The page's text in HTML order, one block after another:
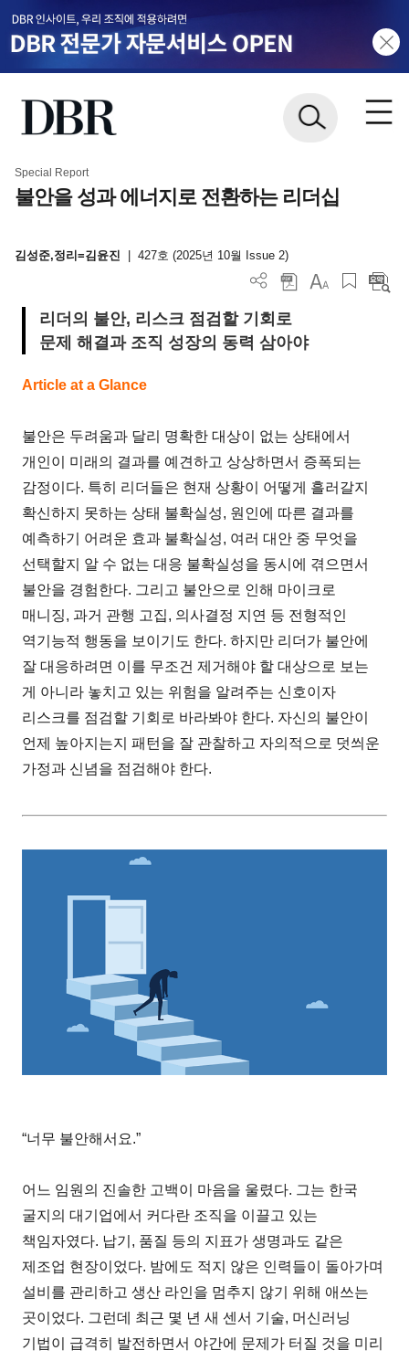
Special Report
불안을 성과 에너지로 전환하는 리더십
김성준,정리=김윤진 427호 (2025년 10월 Issue 2)
리더의 불안, 리스크 점검할 기회로
문제 해결과 조직 성장의 동력 삼아야
Article at a Glance
불안은 두려움과 달리 명확한 대상이 없는 상태에서
개인이 미래의 결과를 예견하고 상상하면서 증폭되는
감정이다. 특히 리더들은 현재 상황이 어떻게 흘러갈지
확신하지 못하는 상태 불확실성, 원인에 따른 결과를
예측하기 어려운 효과 불확실성, 여러 대안 중 무엇을
선택할지 알 수 없는 대응 불확실성을 동시에 겪으면서
불안을 경험한다. 그리고 불안으로 인해 마이크로
매니징, 과거 관행 고집, 의사결정 지연 등 전형적인
역기능적 행동을 보이기도 한다. 하지만 리더가 불안에
잘 대응하려면 이를 무조건 제거해야 할 대상으로 보는
게 아니라 놓치고 있는 위험을 알려주는 신호이자
리스크를 점검할 기회로 바라봐야 한다. 자신의 불안이
언제 높아지는지 패턴을 잘 관찰하고 자의적으로 덧씌운
가정과 신념을 점검해야 한다.
“너무 불안해서요.”
어느 임원의 진솔한 고백이 마음을 울렸다. 그는 한국
굴지의 대기업에서 커다란 조직을 이끌고 있는
책임자였다. 납기, 품질 등의 지표가 생명과도 같은
제조업 현장이었다. 밤에도 적지 않은 인력들이 돌아가며
설비를 관리하고 생산 라인을 멈추지 않기 위해 애쓰는
곳이었다. 그런데 최근 몇 년 새 센서 기술, 머신러닝
기법이 급격히 발전하면서 야간에 문제가 터질 것을 미리